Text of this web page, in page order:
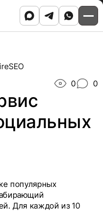
сетей
0 0
популярных
Для каждой из 10